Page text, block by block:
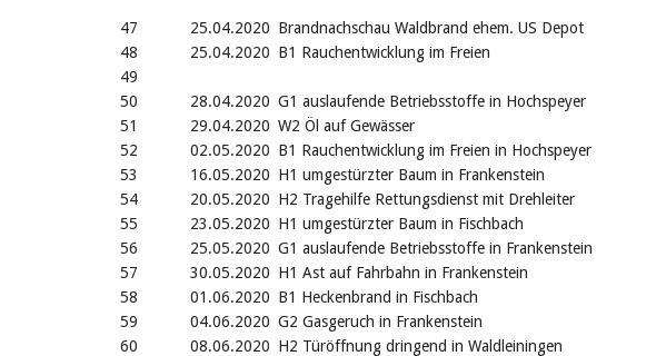
47 25.04.2020 Brandnachschau Waldbrand ehem. US Depot
48
25.04.2020 B1 Rauchentwicklung im Freien
49
50
28.04.2020 G1 auslaufende Betriebsstoffe in Hochspeyer
51
29.04.2020 W2 Öl auf Gewässer
52
02.05.2020 B1 Rauchentwicklung im Freien in Hochspeyer
53
16.05.2020 H1 umgestürzter Baum in Frankenstein
54
20.05.2020 H2 Tragehilfe Rettungsdienst mit Drehleiter
55
23.05.2020 H1 umgestürzter Baum in Fischbach
56
25.05.2020 G1 auslaufende Betriebsstoffe in Frankenstein
57
30.05.2020 H1 Ast auf Fahrbahn in Frankenstein
58
01.06.2020 B1 Heckenbrand in Fischbach
59
04.06.2020 G2 Gasgeruch in Frankenstein
60
08.06.2020 H2 Türöffnung dringend in Waldleiningen